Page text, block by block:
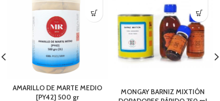
AMARILLO DE MARTE MEDIO
[PY42] 500 gr
MONGAY BARNIZ MIXTIÓN